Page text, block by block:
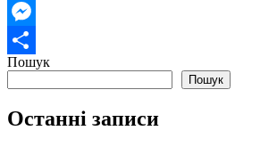
Viber
Messenger
Поділитися
Пошук
Пошук
Останні записи